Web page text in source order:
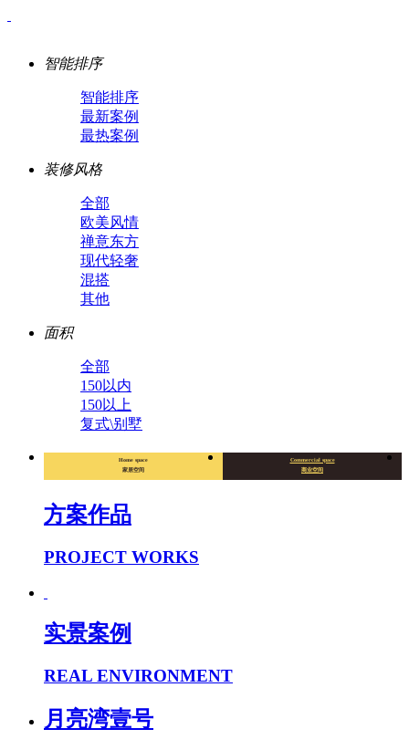
智能排序
智能排序
最新案例
最热案例
装修风格
全部
欧美风情
禅意东方
现代轻奢
混搭
其他
面积
全部
150以内
150以上
复式\别墅
Home space
家居空间
Commercial space
商业空间
方案作品
PROJECT WORKS
实景案例
REAL ENVIRONMENT
月亮湾壹号